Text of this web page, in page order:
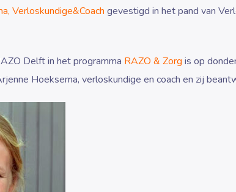
Verloskundige&Coach gevestigd in het pand van
Delft in het programma RAZO & Zorg is op
Hoeksema, verloskundige en coach en zij